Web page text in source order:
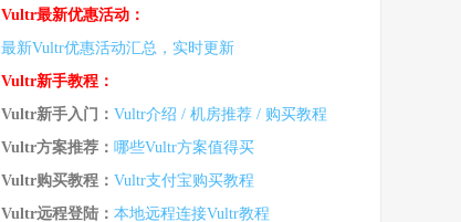
Vultr最新优惠活动：
最新Vultr优惠活动汇总，实时更新
Vultr新手教程：
Vultr新手入门： Vultr介绍 / 机房推荐 / 购买教程
Vultr方案推荐： 哪些Vultr方案值得买
Vultr购买教程： Vultr支付宝购买教程
Vultr远程登陆： 本地远程连接Vultr教程